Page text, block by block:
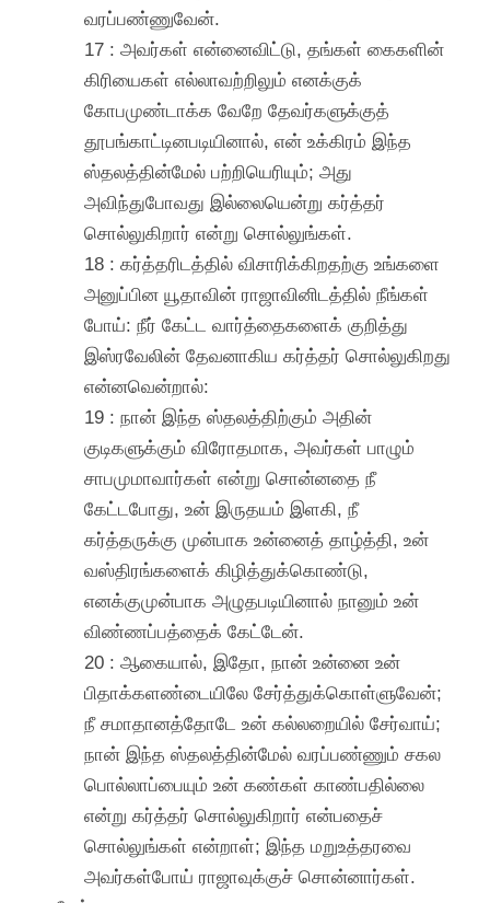
வரப்பண்ணுவேன்.
17 : அவர்கள் என்னைவிட்டு, தங்கள் கைகளின்
கிரியைகள் எல்லாவற்றிலும் எனக்குக்
கோபமுண்டாக்க வேறே தேவர்களுக்குத்
தூபங்காட்டினபடியினால், என் உக்கிரம் இந்த
ஸ்தலத்தின்மேல் பற்றியெரியும்; அது
அவிந்துபோவது இல்லையென்று கர்த்தர்
சொல்லுகிறார் என்று சொல்லுங்கள்.
18 : கர்த்தரிடத்தில் விசாரிக்கிறதற்கு உங்களை
அனுப்பின யூதாவின் ராஜாவினிடத்தில் நீங்கள்
போய்: நீர் கேட்ட வார்த்தைகளைக் குறித்து
இஸ்ரவேலின் தேவனாகிய கர்த்தர் சொல்லுகிறது
என்னவென்றால்:
19 : நான் இந்த ஸ்தலத்திற்கும் அதின்
குடிகளுக்கும் விரோதமாக, அவர்கள் பாழும்
சாபமுமாவார்கள் என்று சொன்னதை நீ
கேட்டபோது, உன் இருதயம் இளகி, நீ
கர்த்தருக்கு முன்பாக உன்னைத் தாழ்த்தி, உன்
வஸ்திரங்களைக் கிழித்துக்கொண்டு,
எனக்குமுன்பாக அழுதபடியினால் நானும் உன்
விண்ணப்பத்தைக் கேட்டேன்.
20 : ஆகையால், இதோ, நான் உன்னை உன்
பிதாக்களண்டையிலே சேர்த்துக்கொள்ளுவேன்;
நீ சமாதானத்தோடே உன் கல்லறையில் சேர்வாய்;
நான் இந்த ஸ்தலத்தின்மேல் வரப்பண்ணும் சகல
பொல்லாப்பையும் உன் கண்கள் காண்பதில்லை
என்று கர்த்தர் சொல்லுகிறார் என்பதைச்
சொல்லுங்கள் என்றாள்; இந்த மறுஉத்தரவை
அவர்கள்போய் ராஜாவுக்குச் சொன்னார்கள்.